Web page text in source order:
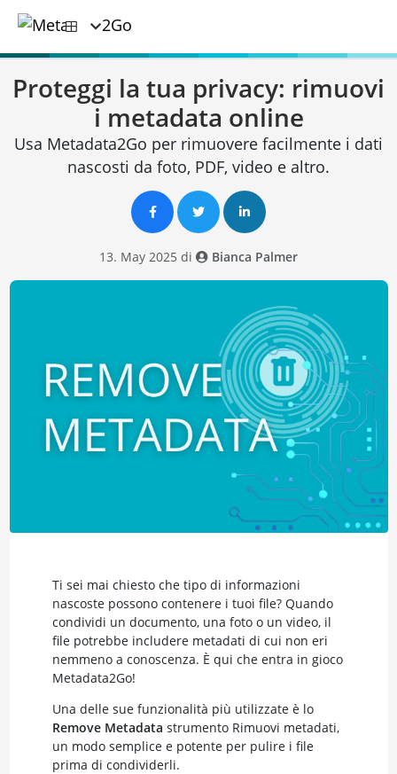
Proteggi la tua privacy: rimuovi
i metadata online
Usa Metadata2Go per rimuovere facilmente i dati
nascosti da foto, PDF, video e altro.
13. May 2025 di Bianca Palmer
Ti sei mai chiesto che tipo di informazioni
nascoste possono contenere i tuoi file? Quando
condividi un documento, una foto o un video, il
file potrebbe includere metadati di cui non eri
nemmeno a conoscenza. È qui che entra in gioco
Metadata2Go!
Una delle sue funzionalità più utilizzate è lo
Remove Metadata strumento Rimuovi metadati,
un modo semplice e potente per pulire i file
prima di condividerli.